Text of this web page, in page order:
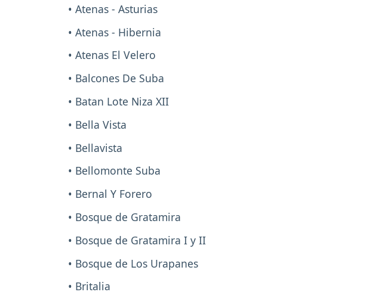
• Atenas - Asturias
• Atenas - Hibernia
• Atenas El Velero
• Balcones De Suba
• Batan Lote Niza XII
• Bella Vista
• Bellavista
• Bellomonte Suba
• Bernal Y Forero
• Bosque de Gratamira
• Bosque de Gratamira I y II
• Bosque de Los Urapanes
• Britalia